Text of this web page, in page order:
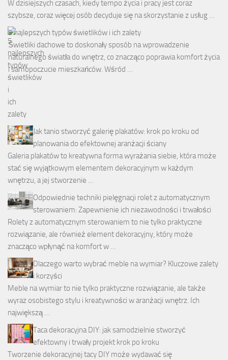
W dzisiejszych czasach, kiedy tempo życia i pracy jest coraz
szybsze, coraz więcej osób decyduje się na skorzystanie z usług …
5 najlepszych typów świetlików i ich zalety
Świetliki dachowe to doskonały sposób na wprowadzenie
naturalnego światła do wnętrz, co znacząco poprawia komfort życia
i samopoczucie mieszkańców. Wśród …
Jak tanio stworzyć galerię plakatów: krok po kroku od
planowania do efektownej aranżacji ściany
Galeria plakatów to kreatywna forma wyrażania siebie, która może
stać się wyjątkowym elementem dekoracyjnym w każdym
wnętrzu, a jej stworzenie …
Odpowiednie techniki pielęgnacji rolet z automatycznym
sterowaniem: Zapewnienie ich niezawodności i trwałości
Rolety z automatycznym sterowaniem to nie tylko praktyczne
rozwiązanie, ale również element dekoracyjny, który może
znacząco wpłynąć na komfort w …
Dlaczego warto wybrać meble na wymiar? Kluczowe zalety
i korzyści
Meble na wymiar to nie tylko praktyczne rozwiązanie, ale także
wyraz osobistego stylu i kreatywności w aranżacji wnętrz. Ich
największą …
Taca dekoracyjna DIY: jak samodzielnie stworzyć
efektowny i trwały projekt krok po kroku
Tworzenie dekoracyjnej tacy DIY może wydawać się